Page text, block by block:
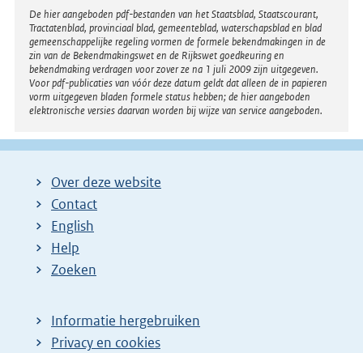
r
n
e
l
i
n
k
Disclaimer
De hier aangeboden pdf-bestanden van het Staatsblad, Staatscourant,
Tractatenblad, provinciaal blad, gemeenteblad, waterschapsblad en blad
gemeenschappelijke regeling vormen de formele bekendmakingen in de
zin van de Bekendmakingswet en de Rijkswet goedkeuring en
bekendmaking verdragen voor zover ze na 1 juli 2009 zijn uitgegeven.
Voor pdf-publicaties van vóór deze datum geldt dat alleen de in papieren
vorm uitgegeven bladen formele status hebben; de hier aangeboden
elektronische versies daarvan worden bij wijze van service aangeboden.
Over deze website
Contact
English
Help
Zoeken
Informatie hergebruiken
Privacy en cookies